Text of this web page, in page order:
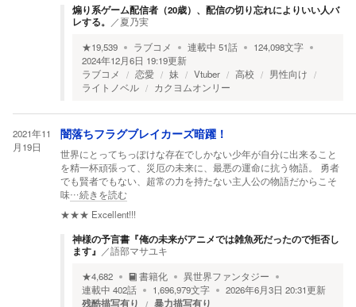
煽り系ゲーム配信者（20歳）、配信の切り忘れによりいい人バ
レする。
／夏乃実
★19,539 ラブコメ 連載中 51話 124,098文字
2024年12月6日 19:19更新
ラブコメ
恋愛 妹 Vtuber 高校
男性向け
ライトノベル
カクヨムオンリー
2021年11
月19日
闇落ちフラグブレイカーズ暗躍！
世界にとってちっぽけな存在でしかない少年が自分に出来ること
を精一杯頑張って、災厄の未来に、最悪の運命に抗う物語。 勇者
でも賢者でもない、超常の力を持たない主人公の物語だからこそ
味…続きを読む
★★★ Excellent!!!
神様の予言書『俺の未来がアニメでは雑魚死だったので拒否し
ます』 ／語部マサユキ
★4,682 書籍化
異世界ファンタジー
連載中 402話 1,696,979文字 2026年6月3日 20:31更新
残酷描写有り 暴力描写有り